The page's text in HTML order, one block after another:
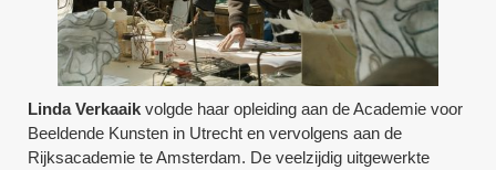
Linda Verkaaik volgde haar opleiding aan de Academie voor
Beeldende Kunsten in Utrecht en vervolgens aan de
Rijksacademie te Amsterdam. De veelzijdig uitgewerkte